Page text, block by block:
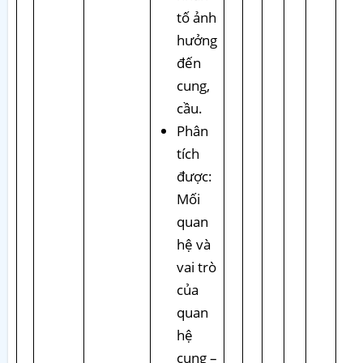
tố ảnh
hưởng
đến
cung,
cầu.
Phân
tích
được:
Mối
quan
hệ và
vai trò
của
quan
hệ
cung –